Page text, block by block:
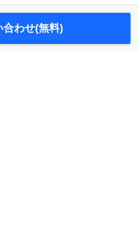
合わせ(無料)